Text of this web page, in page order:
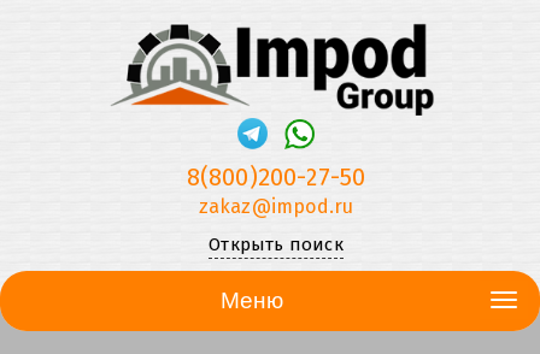
8(800)200-27-50
zakaz@impod.ru
Открыть поиск
Меню